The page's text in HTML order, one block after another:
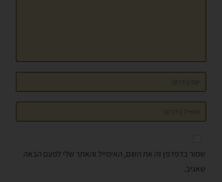
שמור בדפדפן זה את השם, האימייל והאתר שלי לפעם הבאה
שאגיב.